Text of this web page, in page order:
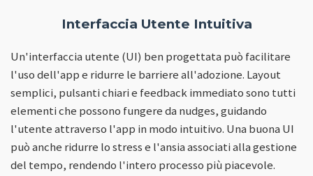
Interfaccia Utente Intuitiva
Un'interfaccia utente (UI) ben progettata può facilitare
l'uso dell'app e ridurre le barriere all'adozione. Layout
semplici, pulsanti chiari e feedback immediato sono tutti
elementi che possono fungere da nudges, guidando
l'utente attraverso l'app in modo intuitivo. Una buona UI
può anche ridurre lo stress e l'ansia associati alla gestione
del tempo, rendendo l'intero processo più piacevole.